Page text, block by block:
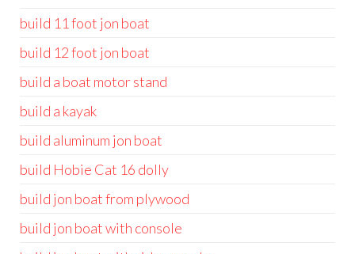
build 11 foot jon boat
build 12 foot jon boat
build a boat motor stand
build a kayak
build aluminum jon boat
build Hobie Cat 16 dolly
build jon boat from plywood
build jon boat with console